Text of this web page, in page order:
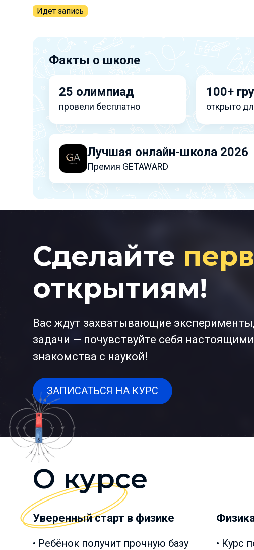
Идёт запись
Факты о школе
25 олимпиад
провели бесплатно
100+
открыто
Лучшая онлайн-школа 2026
Премия GETAWARD
Сделайте
открытиям!
Вас ждут захватывающие
задачи — почувствуйте себя
знакомства с наукой!
ЗАПИСАТЬСЯ НА КУРС
О курсе
Уверенный старт в физике
• Ребёнок получит прочную базу
• Курс